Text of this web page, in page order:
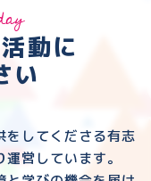
動に
い
をしてくださる有志
営しています。